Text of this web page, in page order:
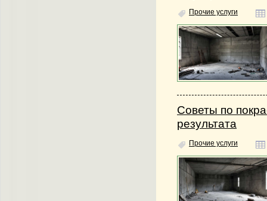
Прочие услуги
Советы по
результата
Прочие услуги